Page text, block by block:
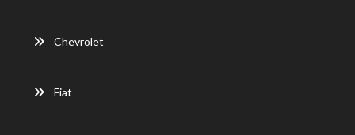
Chevrolet
Fiat